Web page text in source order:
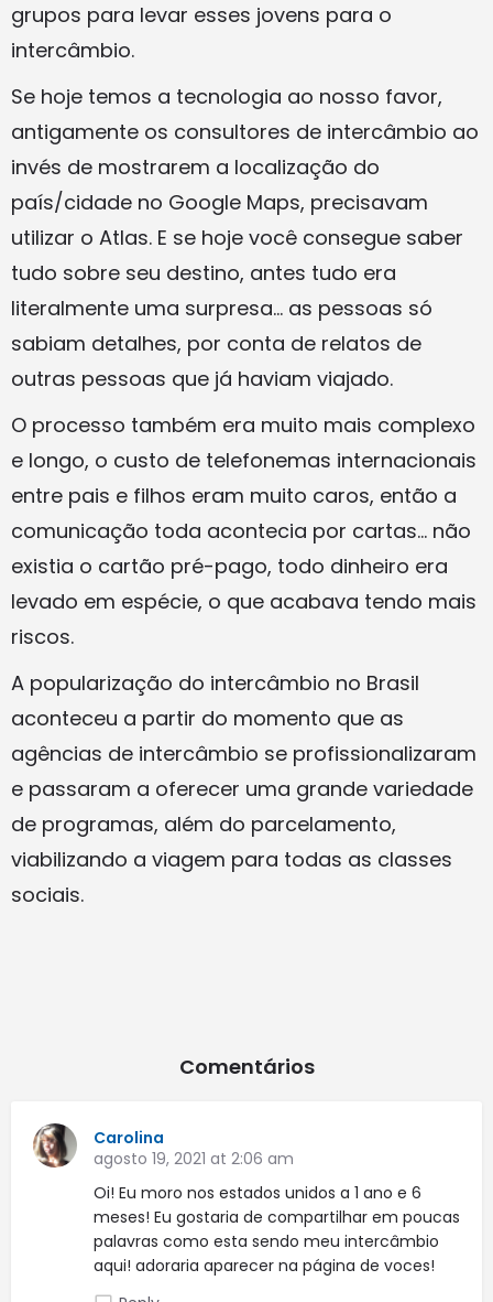
grupos para levar esses jovens para o
intercâmbio.
Se hoje temos a tecnologia ao nosso favor,
antigamente os consultores de intercâmbio ao
invés de mostrarem a localização do
país/cidade no Google Maps, precisavam
utilizar o Atlas. E se hoje você consegue saber
tudo sobre seu destino, antes tudo era
literalmente uma surpresa… as pessoas só
sabiam detalhes, por conta de relatos de
outras pessoas que já haviam viajado.
O processo também era muito mais complexo
e longo, o custo de telefonemas internacionais
entre pais e filhos eram muito caros, então a
comunicação toda acontecia por cartas… não
existia o cartão pré-pago, todo dinheiro era
levado em espécie, o que acabava tendo mais
riscos.
A popularização do intercâmbio no Brasil
aconteceu a partir do momento que as
agências de intercâmbio se profissionalizaram
e passaram a oferecer uma grande variedade
de programas, além do parcelamento,
viabilizando a viagem para todas as classes
sociais.
Comentários
Carolina
agosto 19, 2021 at 2:06 am
Oi! Eu moro nos estados unidos a 1 ano e 6
meses! Eu gostaria de compartilhar em poucas
palavras como esta sendo meu intercâmbio
aqui! adoraria aparecer na página de voces!